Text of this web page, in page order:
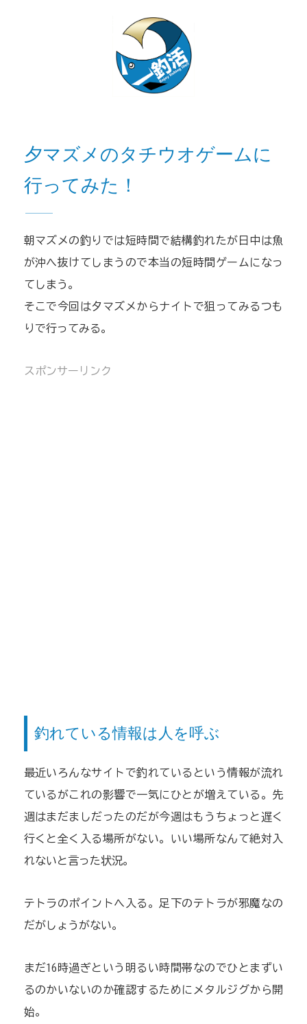
夕マズメのタチウオゲームに
行ってみた！
朝マズメの釣りでは短時間で結構釣れたが日中は魚
が沖へ抜けてしまうので本当の短時間ゲームになっ
てしまう。
そこで今回は夕マズメからナイトで狙ってみるつも
りで行ってみる。
スポンサーリンク
釣れている情報は人を呼ぶ
最近いろんなサイトで釣れているという情報が流れ
ているがこれの影響で一気にひとが増えている。先
週はまだましだったのだが今週はもうちょっと遅く
行くと全く入る場所がない。いい場所なんて絶対入
れないと言った状況。
テトラのポイントへ入る。足下のテトラが邪魔なの
だがしょうがない。
まだ16時過ぎという明るい時間帯なのでひとまずい
るのかいないのか確認するためにメタルジグから開
始。